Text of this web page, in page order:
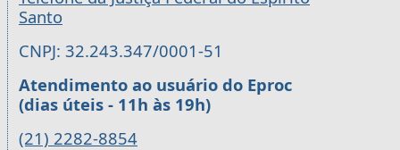
Santo
CNPJ: 32.243.347/0001-51
Atendimento ao usuário do Eproc
(dias úteis - 11h às 19h)
(21) 2282-8854